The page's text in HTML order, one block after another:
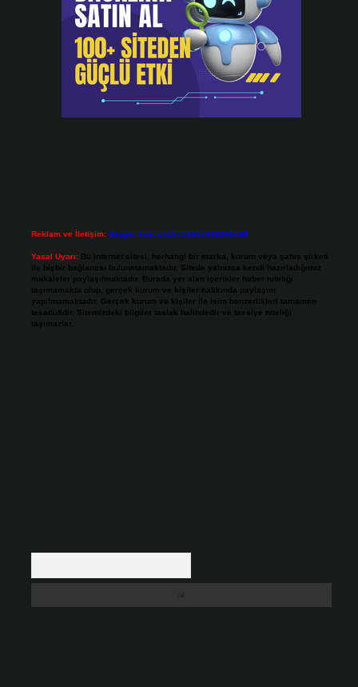
Reklam ve İletişim: Skype: live:.cid.575569c608265c69
Yasal Uyarı: Bu internet sitesi, herhangi bir marka, kurum veya şahıs şirketi
ile hiçbir bağlantısı bulunmamaktadır. Sitede yalnızca kendi hazırladığımız
makaleler paylaşılmaktadır. Burada yer alan içerikler haber niteliği
taşımamakta olup, gerçek kurum ve kişiler hakkında paylaşım
yapılmamaktadır. Gerçek kurum ve kişiler ile isim benzerlikleri tamamen
tesadüfidir. Sitemizdeki bilgiler taslak halindedir ve tavsiye niteliği
taşımazlar.